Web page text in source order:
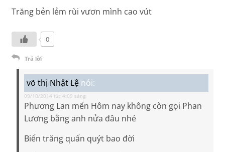
Trăng bẻn lẻm rùi vươn mình cao vút
0
Trả lời
võ thị Nhật Lệ nói:
09/10/2014 lúc 4:09 sáng
Phương Lan mến Hôm nay không còn gọi Phan
Lương bằng anh nửa đâu nhé
Biển trăng quấn quýt bao đời